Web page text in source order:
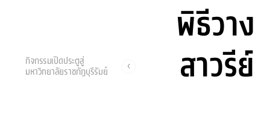
พิธีวา
สาวรี
กิจกรรมเปิดประตูสู่
มหาวิทยาลัยราชภัฏบุรีรัมย์